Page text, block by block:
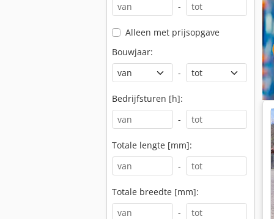
-
Alleen met prijsopgave
Bouwjaar:
-
Bedrijfsturen [h]:
-
Totale lengte [mm]:
-
Totale breedte [mm]:
-